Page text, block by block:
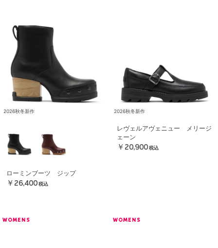
2026秋冬新作
ローミンブーツ ジップ
￥26,400 税込
2026秋冬新作
レヴェルアヴェニュー メリージ
ェーン
￥20,900 税込
WOMENS WOMENS